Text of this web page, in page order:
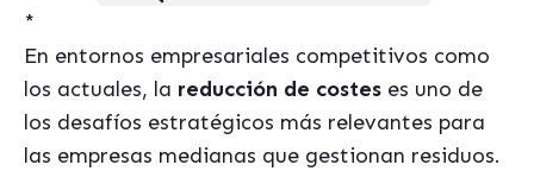
*
En entornos empresariales competitivos como
los actuales, la reducción de costes es uno de
los desafíos estratégicos más relevantes para
las empresas medianas que gestionan residuos.